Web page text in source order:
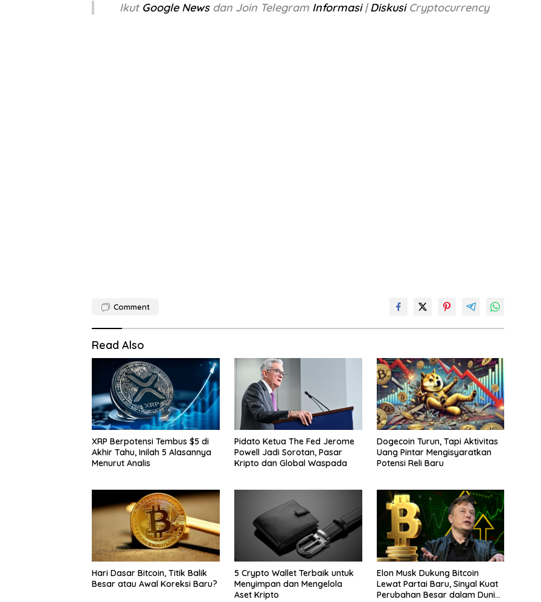
Ikut Google News dan Join Telegram Informasi|DiskusiCryptocurrency
Comment
Read Also
XRP Berpotensi Tembus $5 di
Akhir Tahu, Inilah 5 Alasannya
Menurut Analis
Pidato Ketua The Fed Jerome
Powell Jadi Sorotan, Pasar
Kripto dan Global Waspada
Dogecoin Turun, Tapi Aktivitas
Uang Pintar Mengisyaratkan
Potensi Reli Baru
Hari Dasar Bitcoin, Titik Balik
Besar atau Awal Koreksi Baru?
5 Crypto Wallet Terbaik untuk
Menyimpan dan Mengelola
Aset Kripto
Elon Musk Dukung Bitcoin
Lewat Partai Baru, Sinyal Kuat
Perubahan Besar dalam Dunia